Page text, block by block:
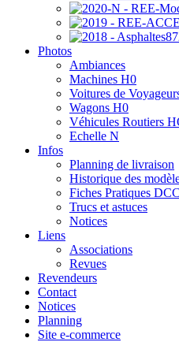
Photos
Ambiances
Machines H0
Voitures de
Wagons H0
Véhicules Routiers
Echelle N
Infos
Planning de livraison
Historique des
Fiches Pratiques DCC
Trucs et astuces
Notices
Liens
Associations
Revues
Revendeurs
Contact
Notices
Planning
Site e-commerce